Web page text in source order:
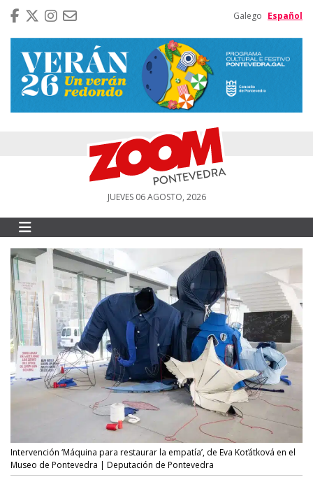
Galego Español
JUEVES 06 AGOSTO, 2026
Intervención ‘Máquina para restaurar la empatía’, de Eva Koťátková en el
Museo de Pontevedra | Deputación de Pontevedra